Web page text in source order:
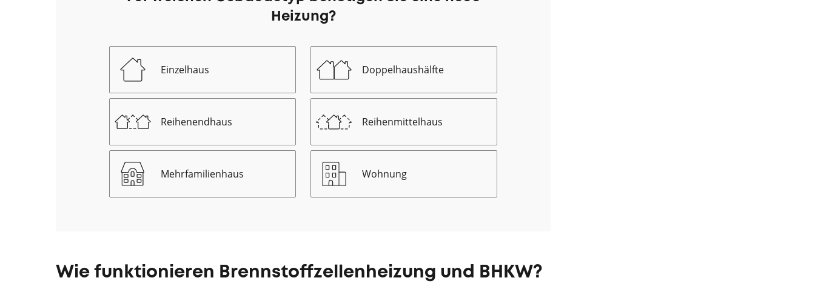
Heizung?
Einzelhaus Doppelhaushälfte
Reihenendhaus Reihenmittelhaus
Mehrfamilienhaus Wohnung
Wie funktionieren Brennstoffzellenheizung und BHKW?